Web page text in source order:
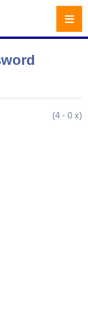
(4 - 0 x)
≡